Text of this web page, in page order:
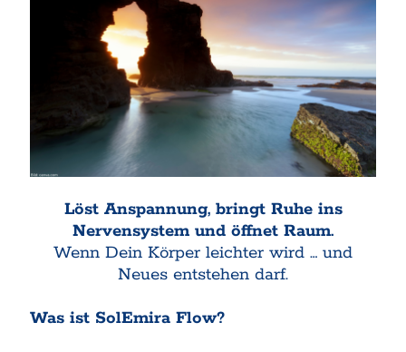
Anfahrt
Access Foundation ® mit Anja Ziener -
Dickert
Kerstin Biß – Räume für mehr… | Ganzheitliche Wegbegleitung &
Mehr Infos
Löst Anspannung, bringt Ruhe ins
Nervensystem und öffnet Raum.
Wenn Dein Körper leichter wird … und
Neues entstehen darf.
Was ist SolEmira Flow?